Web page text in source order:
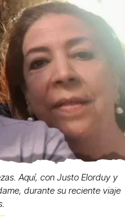
Aquí, con Justo Elorduy y
durante su reciente viaje